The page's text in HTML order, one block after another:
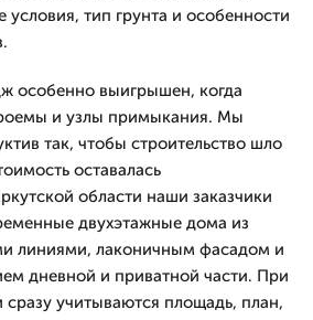
тип грунта и особенности
особенно выигрышен, когда
и узлы примыкания. Мы
так, чтобы строительство шло
оставалась
области наши заказчики
двухэтажные дома из
линиями, лаконичным фасадом и
дневной и приватной части. При
учитываются площадь, план,